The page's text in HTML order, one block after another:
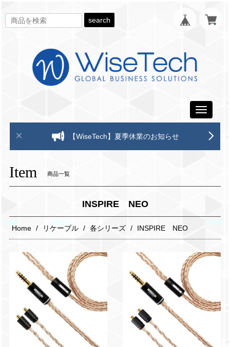
search
Toggle
【WiseTech】夏季休業のお知らせ
Item 商品一覧
INSPIRE NEO
Home リケーブル 各シリーズ INSPIRE NEO